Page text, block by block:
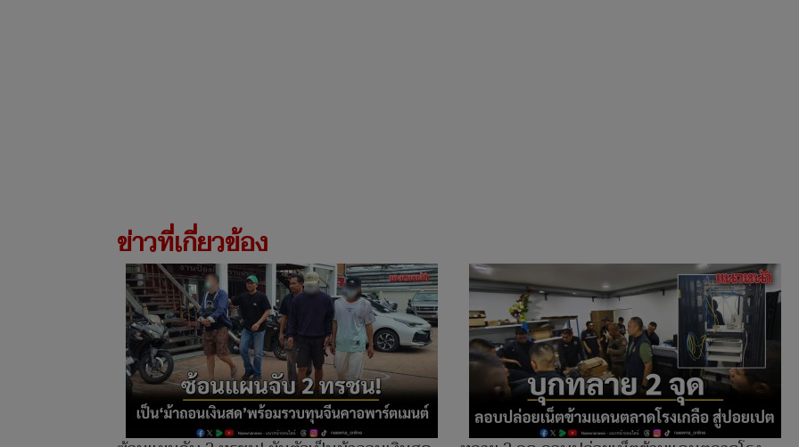
ข่าวที่เกี่ยวข้อง